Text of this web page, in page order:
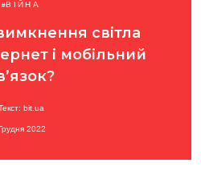
ВІЙНА
світла
і мобільний
bit.ua
2022